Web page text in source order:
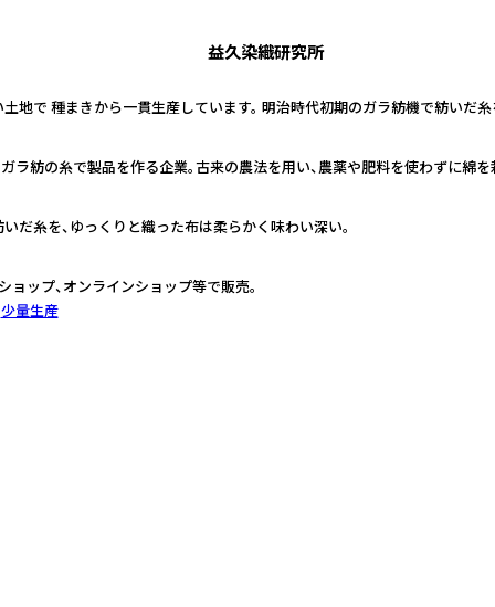
益久染織研究所
地で 種まきから一貫生産しています。 明治時代初期のガラ紡機で紡いだ
ラ紡の糸で製品を作る企業。古来の農法を用い、農薬や肥料を使わずに綿を
だ糸を、ゆっくりと織った布は柔らかく味わい深い。
ップ、オンラインショップ等で販売。
少量生産